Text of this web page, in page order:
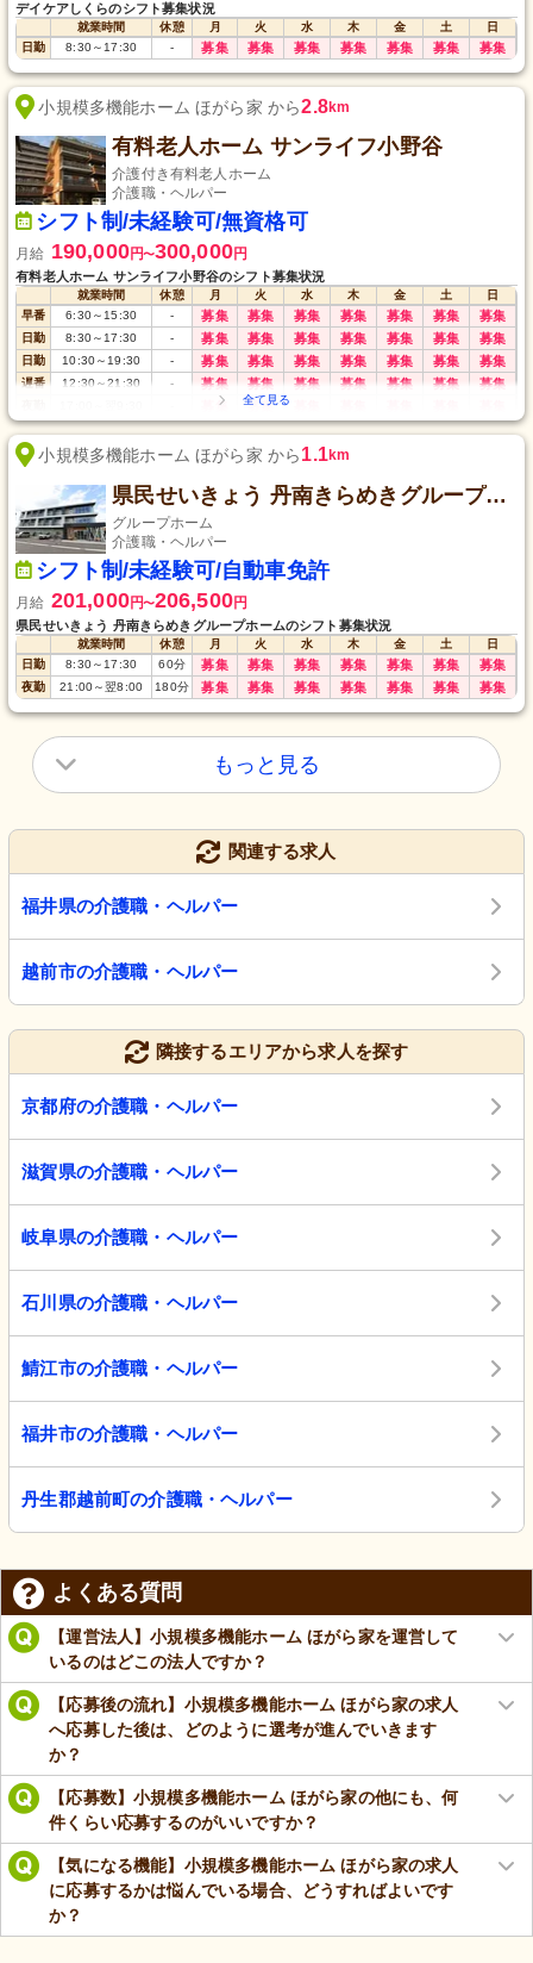
デイケアしくらのシフト募集状況
就業時間 休憩 月 火 水 木 金 土
日
日勤
8:30～17:30 - 募集 募集 募集 募集 募集 募集 募集
小規模多機能ホーム ほがら家 から2.8km
有料老人ホーム サンライフ小野谷
介護付き有料老人ホーム
介護職・ヘルパー
シフト制/未経験可/無資格可
月給 190,000円〜300,000円
有料老人ホーム サンライフ小野谷のシフト募集状況
就業時間 休憩 月 火 水 木 金 土
日
早番
6:30～ 15:30 - 募集 募集 募集 募集 募集 募集 募集
日勤 8:30～ 17:30 - 募集 募集 募集 募集 募集 募集 募集
日勤 10:30～ 19:30 - 募集 募集 募集 募集 募集 募集 募集
遅番 12:30 ～21:30 - 募集 募集 募集 募集 募集 募集 募集
募集 募集
小規模多機能ホーム ほがら家 から1.1km
県民せいきょう 丹南きらめきグループホーム
グループホーム
介護職・ヘルパー
シフト制/未経験可/自動車免許
月給 201,000円〜206,500円
県民せいきょう 丹南きらめきグループホームのシフト募集状況
就業時間 休憩 月 火 水 木 金 土
日
日勤
8:30～17:30 60分 募集 募集 募集 募集 募集 募集 募集
夜勤 21:00～翌8:00 180分 募集 募集 募集 募集 募集 募集 募集
もっと見る
関連する求人
福井県の介護職・ヘルパー
越前市の介護職・ヘルパー
隣接するエリアから求人を探す
京都府の介護職・ヘルパー
滋賀県の介護職・ヘルパー
岐阜県の介護職・ヘルパー
石川県の介護職・ヘルパー
鯖江市の介護職・ヘルパー
福井市の介護職・ヘルパー
丹生郡越前町の介護職・ヘルパー
よくある質問
【運営法人】小規模多機能ホーム ほがら家を運営して
いるのはどこの法人ですか？
【応募後の流れ】小規模多機能ホーム ほがら家の求人
へ応募した後は、どのように選考が進んでいきます
か？
【応募数】小規模多機能ホーム ほがら家の他にも、何
件くらい応募するのがいいですか？
【気になる機能】小規模多機能ホーム ほがら家の求人
に応募するかは悩んでいる場合、どうすればよいです
か？